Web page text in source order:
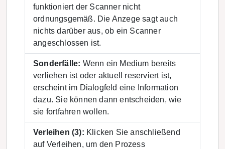
funktioniert der Scanner nicht
ordnungsgemäß. Die Anzege sagt auch
nichts darüber aus, ob ein Scanner
angeschlossen ist.
Sonderfälle: Wenn ein Medium bereits
verliehen ist oder aktuell reserviert ist,
erscheint im Dialogfeld eine Information
dazu. Sie können dann entscheiden, wie
sie fortfahren wollen.
Verleihen (3): Klicken Sie anschließend
auf Verleihen, um den Prozess